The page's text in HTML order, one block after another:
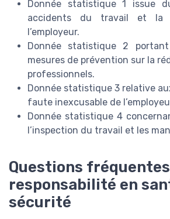
Donnée statistique 1 issue
accidents du travail et la
l’employeur.
Donnée statistique 2
mesures de prévention sur la
professionnels.
Donnée statistique 3 relative
faute inexcusable de
Donnée statistique 4
l’inspection du travail et les
Questions
responsabilité en
sécurité